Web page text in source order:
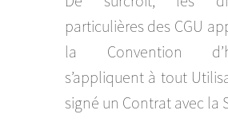
particulières des CGU
la Convention
s’appliquent à tout
signé un Contrat avec la